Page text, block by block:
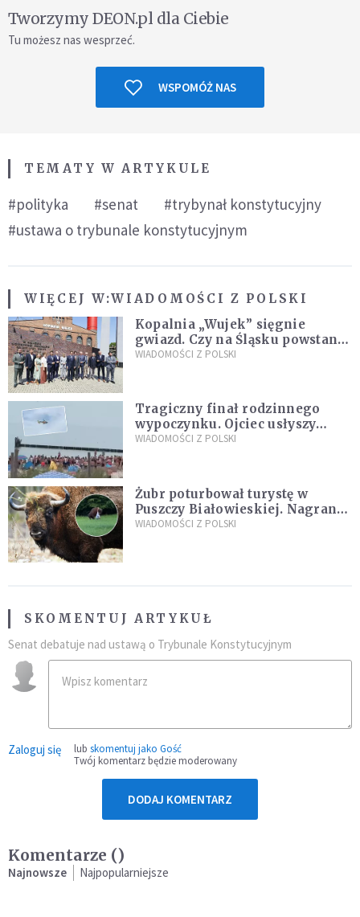
Tworzymy DEON.pl dla Ciebie
Tu możesz nas wesprzeć.
WSPOMÓŻ NAS
TEMATY W ARTYKULE
#polityka #senat
#trybynał konstytucyjny
#ustawa o trybunale konstytucyjnym
WIĘCEJ W:WIADOMOŚCI Z POLSKI
Kopalnia „Wujek” sięgnie
gwiazd. Czy na Śląsku powstanie
„Dolina Krzemowa”?
WIADOMOŚCI Z POLSKI
Tragiczny finał rodzinnego
wypoczynku. Ojciec usłyszy
zarzuty
WIADOMOŚCI Z POLSKI
Żubr poturbował turystę w
Puszczy Białowieskiej. Nagranie
daje do myślenia
WIADOMOŚCI Z POLSKI
SKOMENTUJ ARTYKUŁ
Senat debatuje nad ustawą o Trybunale Konstytucyjnym
Zaloguj się lub skomentuj jako Gość
Twój komentarz będzie moderowany
DODAJ KOMENTARZ
Komentarze ()
Najnowsze Najpopularniejsze